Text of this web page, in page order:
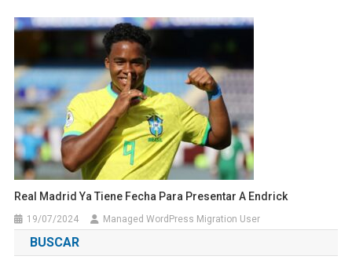
Real Madrid Ya Tiene Fecha Para Presentar A Endrick
19/07/2024 Managed WordPress Migration User
BUSCAR